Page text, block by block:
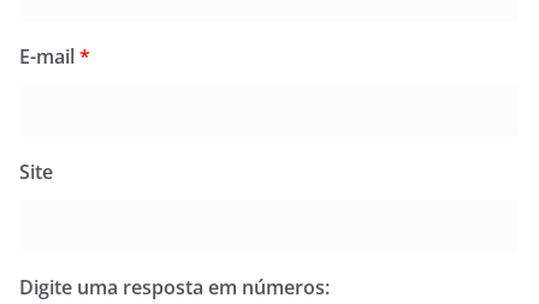
E-mail*
Site
Digite uma resposta em números: